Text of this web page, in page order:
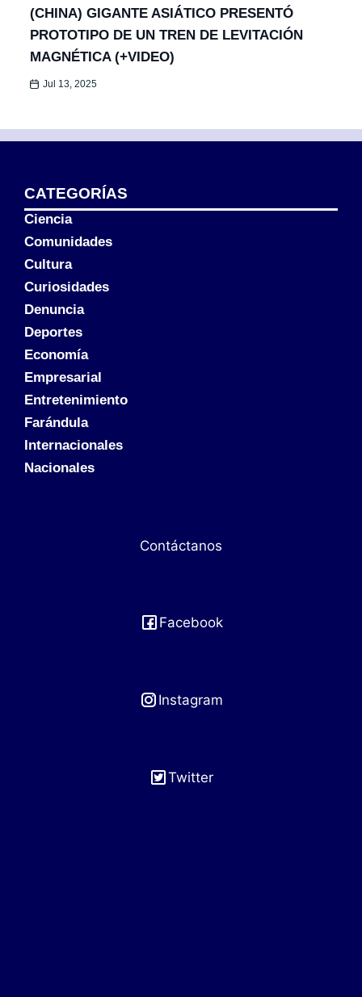
(CHINA) GIGANTE ASIÁTICO PRESENTÓ
PROTOTIPO DE UN TREN DE LEVITACIÓN
MAGNÉTICA (+VIDEO)
Jul 13, 2025
CATEGORÍAS
Ciencia
Comunidades
Cultura
Curiosidades
Denuncia
Deportes
Economía
Empresarial
Entretenimiento
Farándula
Internacionales
Nacionales
Contáctanos
Facebook
Instagram
Twitter